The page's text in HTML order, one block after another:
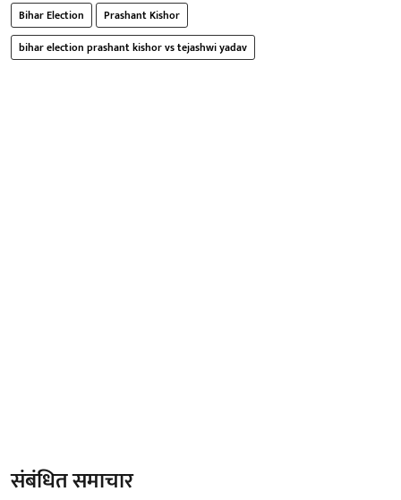
Bihar Election
Prashant Kishor
bihar election prashant kishor vs tejashwi yadav
संबंधित समाचार